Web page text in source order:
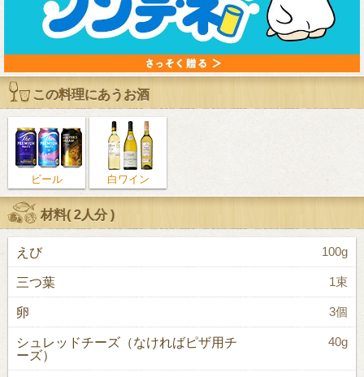
この料理にあうお酒
ビール 白ワイン
材料(2人分)
えび 100g
三つ葉 1束
卵 3個
シュレッドチーズ（なければピザ用チ
ーズ）
40g